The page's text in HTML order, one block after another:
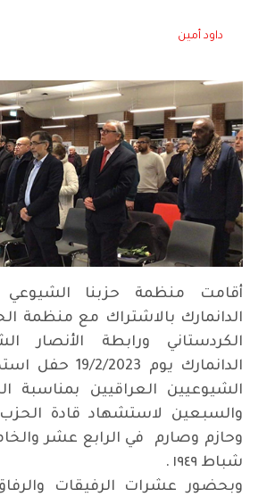
داود أمين
أقامت منظمة حزبنا الشيوعي
الدانمارك بالاشتراك مع منظمة
الكردستاني ورابطة الأنصار
الدانمارك يوم 19/
الشيوعيين العراقيين بمناسبة
والسبعين لاستشهاد قادة الحزب
وحازم وصارم في الرابع عشر
شباط ١٩٤٩ .
وبحضور عشرات الرفيقات